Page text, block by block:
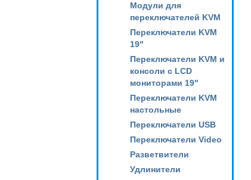
Модули для
переключателей KVM
Переключатели KVM
19"
Переключатели KVM и
консоли с LCD
мониторами 19"
Переключатели KVM
настольные
Переключатели USB
Переключатели Video
Разветвители
Удлинители